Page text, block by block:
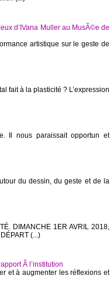
d’IVana Muller au MusÃ©e de
artistique sur le geste de
fait à la plasticité ? L’expression
Il nous paraissait opportun et
du dessin, du geste et de la
DIMANCHE 1ER AVRIL 2018,
(...)
Ã l’institution
et à augmenter les réflexions et